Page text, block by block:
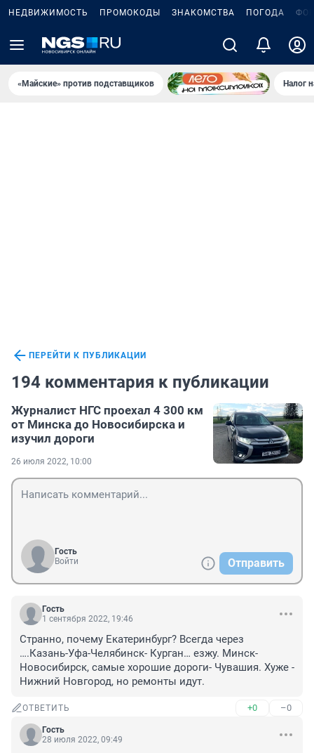
НЕДВИЖИМОСТЬ ПРОМОКОДЫ ЗНАКОМСТВА ПОГОДА
«Майские» против подставщиков Налог
ПЕРЕЙТИ К ПУБЛИКАЦИИ
194 комментария к публикации
Журналист НГС проехал 4 300 км
от Минска до Новосибирска и
изучил дороги
26 июля 2022, 10:00
Гость
Войти
Отправить
Гость
1 сентября 2022, 19:46
Странно, почему Екатеринбург? Всегда через
….Казань-Уфа-Челябинск- Курган… езжу. Минск-
Новосибирск, самые хорошие дороги- Чувашия. Хуже -
Нижний Новгород, но ремонты идут.
ОТВЕТИТЬ +0 –0
Гость
28 июля 2022, 09:49